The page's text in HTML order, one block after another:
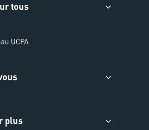
tous
UCPA
plus